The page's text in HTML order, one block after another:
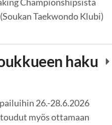
Taekwondo Klubi)
haku
26.-28.6.2026
myös ottamaan